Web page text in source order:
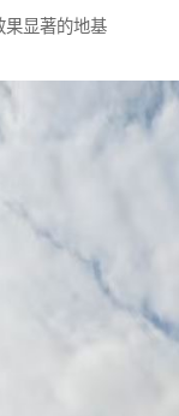
果显著的地基